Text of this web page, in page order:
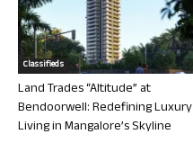
Classifieds
Land Trades “Altitude” at
Bendoorwell: Redefining Luxury
Living in Mangalore’s Skyline